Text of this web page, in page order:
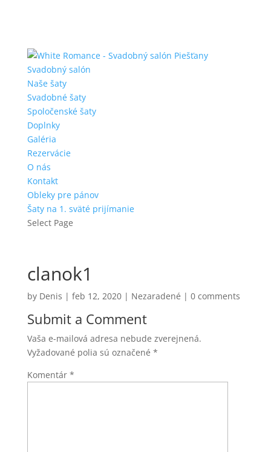
Svadobný salón
Naše šaty
Svadobné šaty
Spoločenské šaty
Doplnky
Galéria
Rezervácie
O nás
Kontakt
Obleky pre pánov
Šaty na 1. sväté prijímanie
Select Page
clanok1
by Denis | feb 12, 2020| Nezaradené | 0 comments
Submit a Comment
Vaša e-mailová adresa nebude zverejnená.
Vyžadované polia sú označené *
Komentár *